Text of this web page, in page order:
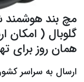
گلوبال ( امکان
همان روز برای
ارسال به سراسر